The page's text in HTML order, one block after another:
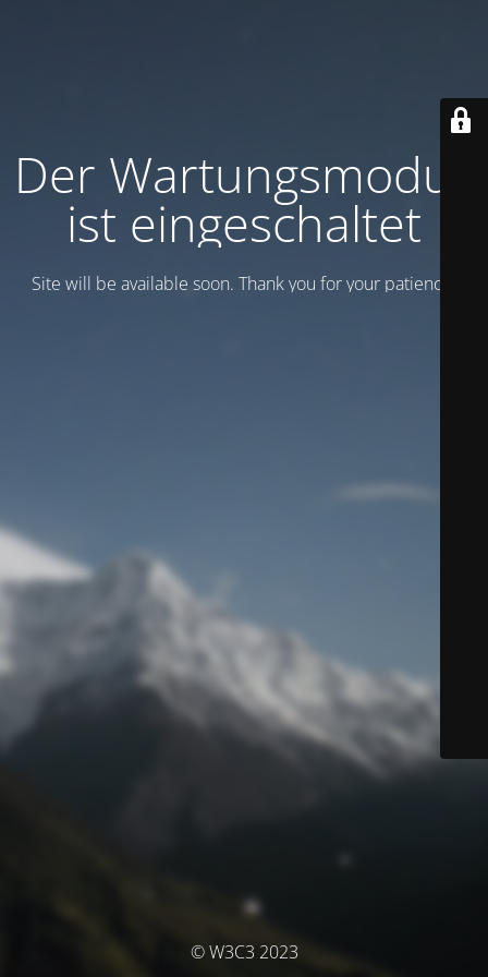
Der Wartungsmodus
ist eingeschaltet
Site will be available soon. Thank you for your patience!
© W3C3 2023